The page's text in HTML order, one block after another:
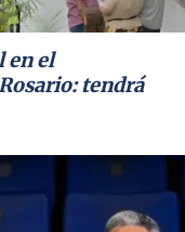
en el
tendrá